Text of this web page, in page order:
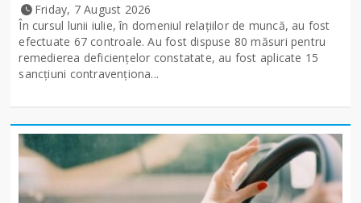
Friday, 7 August 2026
În cursul lunii iulie, în domeniul relațiilor de muncă, au fost
efectuate 67 controale. Au fost dispuse 80 măsuri pentru
remedierea deficiențelor constatate, au fost aplicate 15
sancţiuni contravenționa...